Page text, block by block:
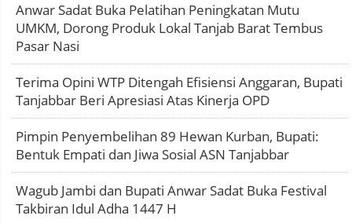
Anwar Sadat Buka Pelatihan Peningkatan Mutu
UMKM, Dorong Produk Lokal Tanjab Barat Tembus
Pasar Nasi
Terima Opini WTP Ditengah Efisiensi Anggaran, Bupati
Tanjabbar Beri Apresiasi Atas Kinerja OPD
Pimpin Penyembelihan 89 Hewan Kurban, Bupati:
Bentuk Empati dan Jiwa Sosial ASN Tanjabbar
Wagub Jambi dan Bupati Anwar Sadat Buka Festival
Takbiran Idul Adha 1447 H